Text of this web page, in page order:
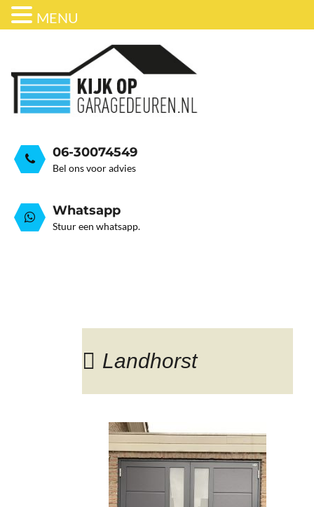
GRATIS ADVIESGESPREK
OVER ONS
GARAGEDEUREN
STALEN GARAGE KANTELDEUREN
06-30074549
Bel ons voor advies
Whatsapp
Stuur een whatsapp.
Landhorst
MENU